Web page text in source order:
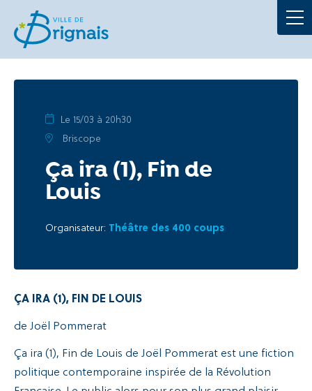
Le 15/03 à 20h30
Briscope
Ça ira (1), Fin de
Louis
Organisateur: Théâtre des 400 coups
ÇA IRA (1), FIN DE LOUIS
de Joël Pommerat
Ça ira (1), Fin de Louis de Joël Pommerat est une fiction
politique contemporaine inspirée de la Révolution
La Mairie
Au quotidien